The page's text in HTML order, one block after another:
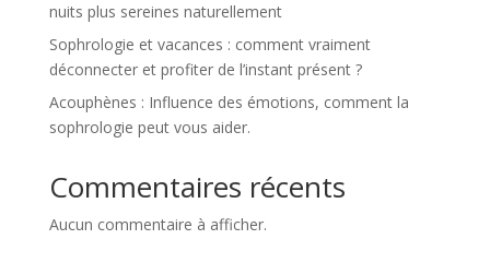
nuits plus sereines naturellement
Sophrologie et vacances : comment vraiment
déconnecter et profiter de l’instant présent ?
Acouphènes : Influence des émotions, comment la
sophrologie peut vous aider.
Commentaires récents
Aucun commentaire à afficher.